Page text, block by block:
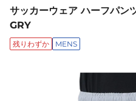
サッカーウェア ハーフパ
GRY
残りわずか MENS